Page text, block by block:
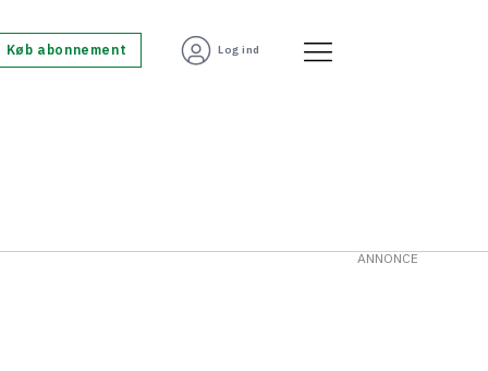
Køb abonnement Log ind
ANNONCE